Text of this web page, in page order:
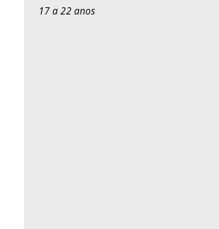
17 a 22 anos